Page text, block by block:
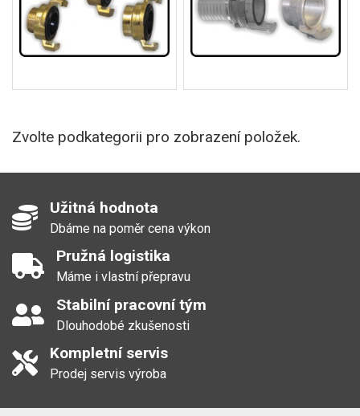
Zvolte podkategorii pro zobrazení položek.
Užitná hodnota
Dbáme na poměr cena výkon
Pružná logistika
Máme i vlastní přepravu
Stabilní pracovní tým
Dlouhodobé zkušenosti
Kompletní servis
Prodej servis výroba